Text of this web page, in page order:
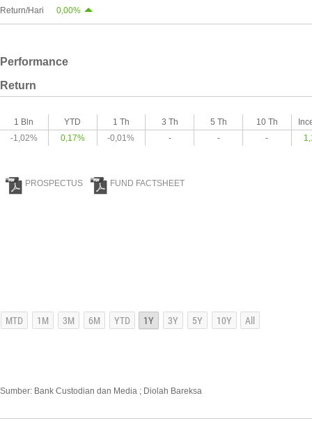
Return/Hari 0,00%
Performance
Return
1 Bln YTD 1 Th 3 Th 5 Th 10 Th
-1,02%
0,17% -0,01% - - -
PROSPECTUS FUND FACTSHEET
Sumber: Bank Custodian dan Media ; Diolah Bareksa